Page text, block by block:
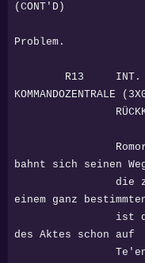
(CONT'D)
Toranis.
Problem.
R13 INT.
KOMMANDOZENTRALE
Romor
bahnt sich seinen
die
einem ganz
ist
des Aktes schon auf
Te'en'g's